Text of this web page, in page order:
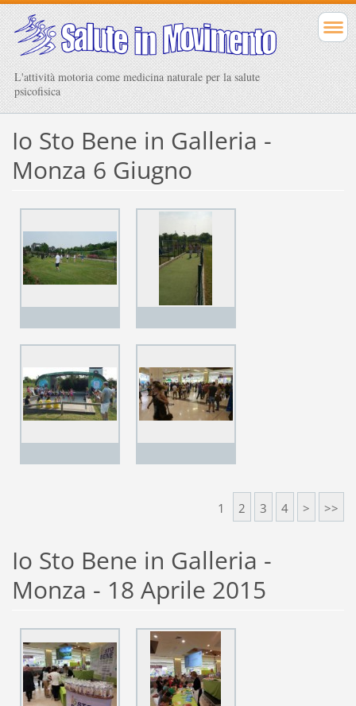
L'attività motoria come medicina naturale per la salute
psicofisica
Io Sto Bene in Galleria -
Monza 6 Giugno
1 2 3 4 > >>
Io Sto Bene in Galleria -
Monza - 18 Aprile 2015